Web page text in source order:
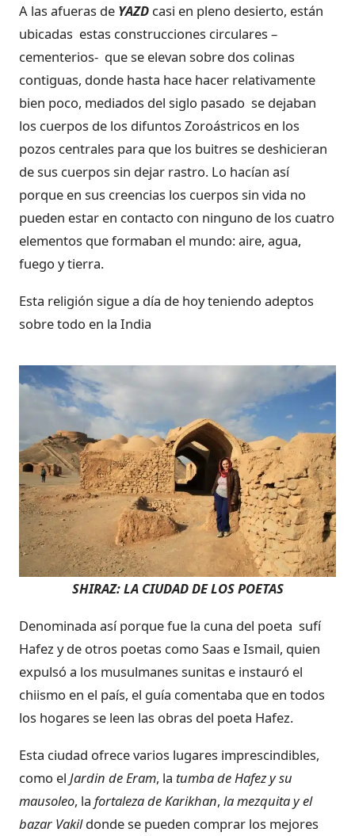
A las afueras de YAZD casi en pleno desierto, están
ubicadas estas construcciones circulares –
cementerios- que se elevan sobre dos colinas
contiguas, donde hasta hace hacer relativamente
bien poco, mediados del siglo pasado se dejaban
los cuerpos de los difuntos Zoroástricos en los
pozos centrales para que los buitres se deshicieran
de sus cuerpos sin dejar rastro. Lo hacían así
porque en sus creencias los cuerpos sin vida no
pueden estar en contacto con ninguno de los cuatro
elementos que formaban el mundo: aire, agua,
fuego y tierra.
Esta religión sigue a día de hoy teniendo adeptos
sobre todo en la India
SHIRAZ: LA CIUDAD DE LOS POETAS
Denominada así porque fue la cuna del poeta sufí
Hafez y de otros poetas como Saas e Ismail, quien
expulsó a los musulmanes sunitas e instauró el
chiismo en el país, el guía comentaba que en todos
los hogares se leen las obras del poeta Hafez.
Esta ciudad ofrece varios lugares imprescindibles,
como el Jardin de Eram, la tumba de Hafez y su
mausoleo, la fortaleza de Karikhan, la mezquita y el
bazar Vakildonde se pueden comprar los mejores